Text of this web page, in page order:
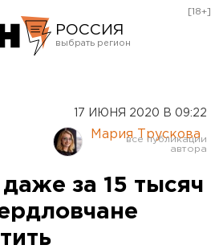
РОССИЯ
Курган
Оренбург
[18+]
17 ИЮНЯ 2020 В 09:22
Мария Трускова
за 15 тысяч